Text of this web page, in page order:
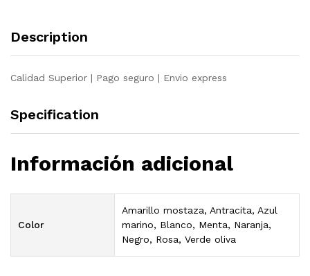
Description
Calidad Superior | Pago seguro | Envio express
Specification
Información adicional
Color
Amarillo mostaza, Antracita, Azul
marino, Blanco, Menta, Naranja,
Negro, Rosa, Verde oliva